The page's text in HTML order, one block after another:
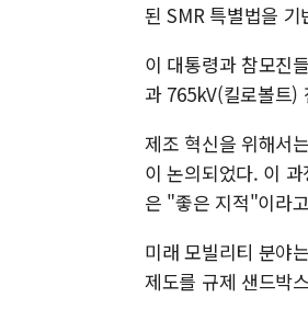
된 SMR 특별법을
이 대통령과 참모진
과 765kV(킬로볼트)
제조 혁신을 위해서
이 논의되었다. 이
은 "좋은 지적"이라
미래 모빌리티 분야
제도를 규제 샌드박